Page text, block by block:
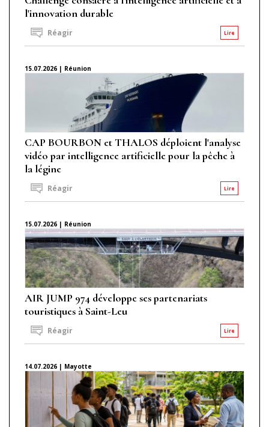
l'innovation durable
Lire
Réagir
15.07.2026 | Réunion
CAP BOURBON et THALOS déploient l'analyse
vidéo par intelligence artificielle pour la pêche à
la légine
Lire
Réagir
15.07.2026 | Réunion
AIR JUMP 974 développe ses partenariats
touristiques à Saint-Leu
Lire
Réagir
14.07.2026 | Mayotte